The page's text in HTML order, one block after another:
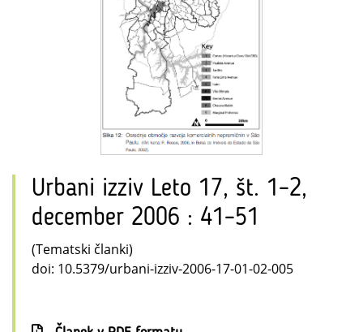
Urbani izziv Leto 17, št. 1–2,
december 2006 : 41–51
(Tematski članki)
doi: 10.5379/urbani-izziv-2006-17-01-02-005